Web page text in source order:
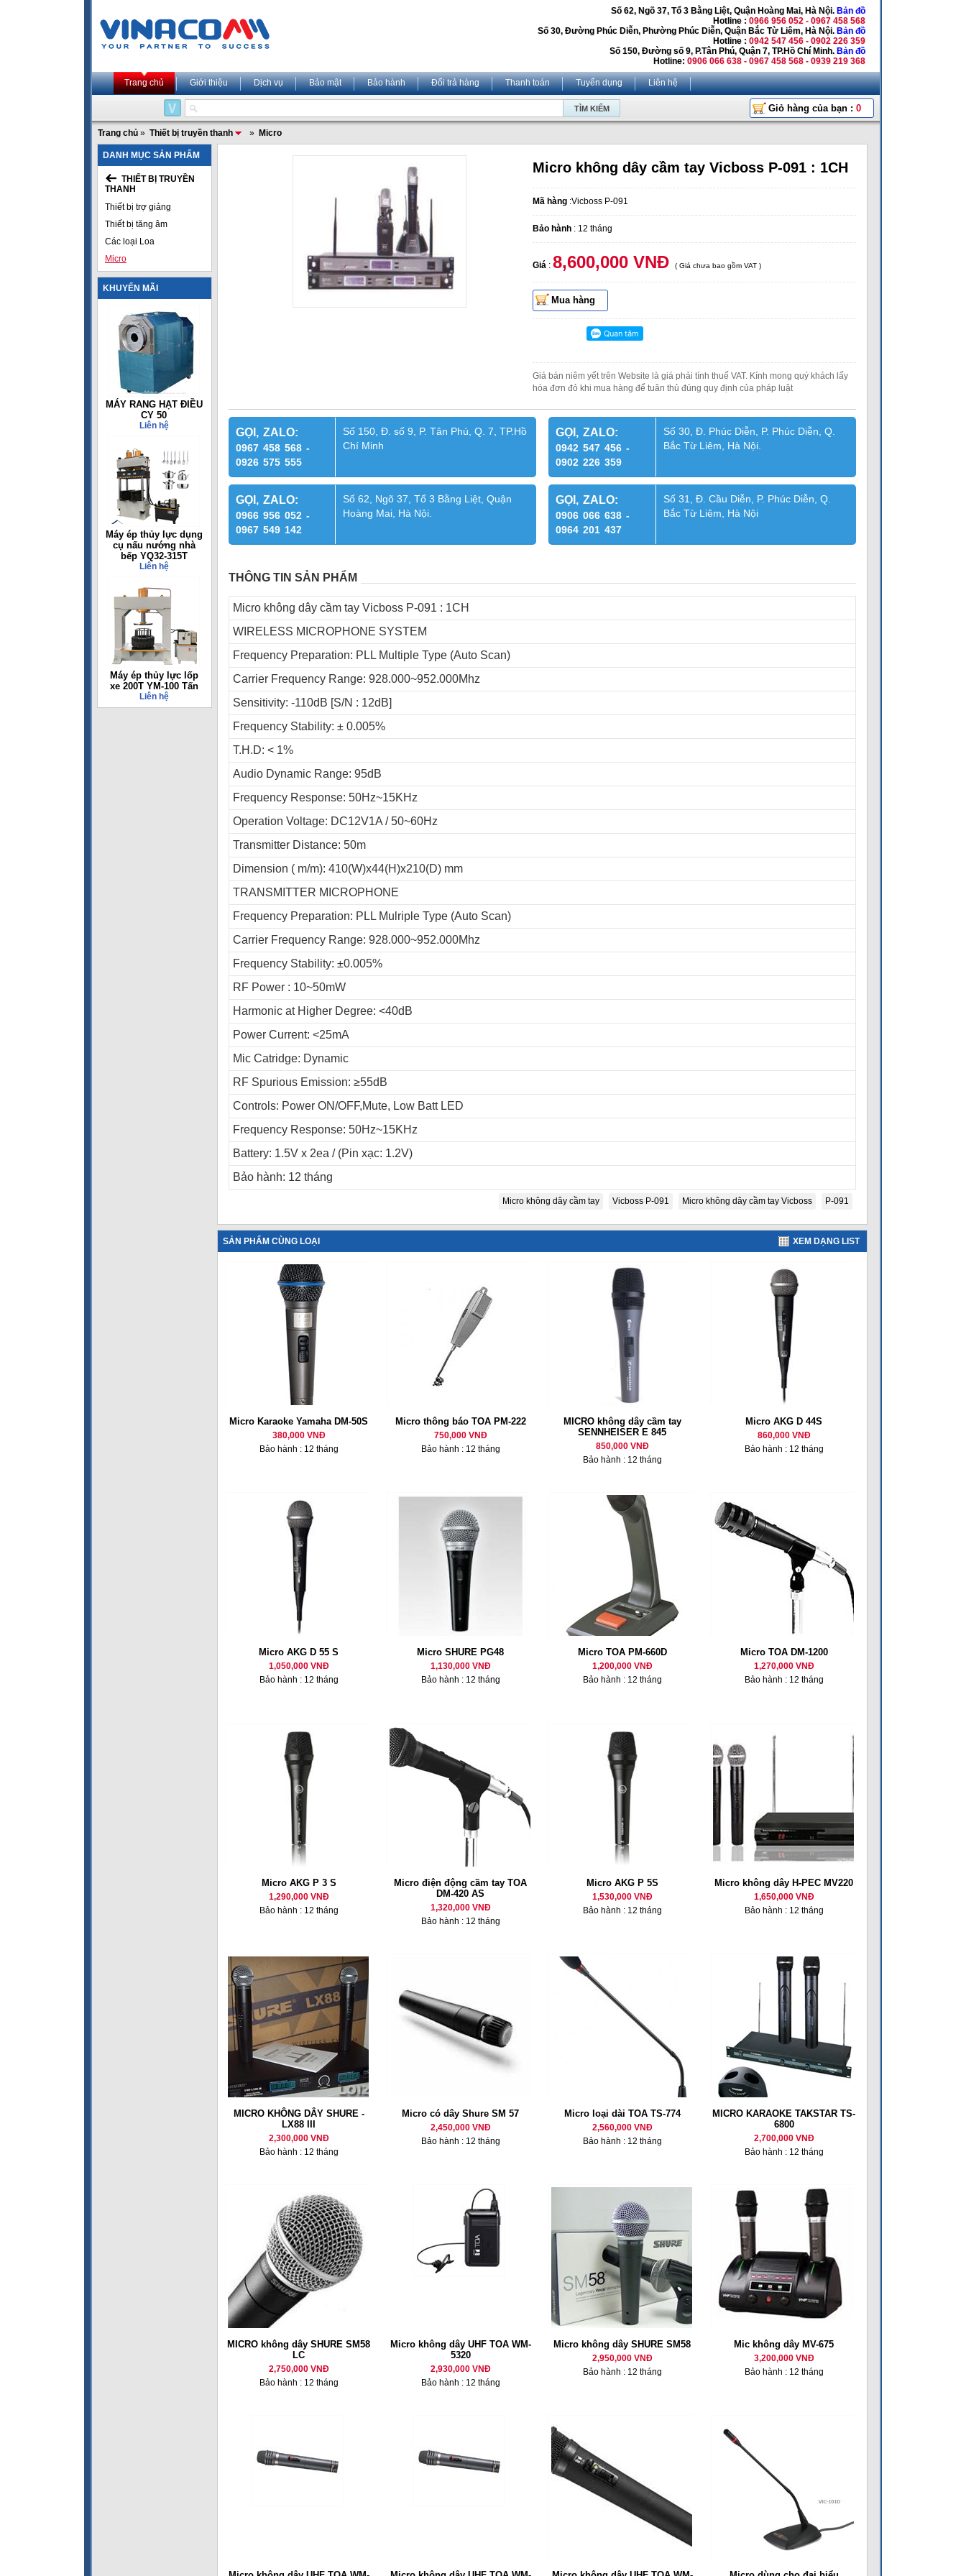
Số 62, Ngõ 37, Tổ 3 Bằng Liệt, Quận Hoàng Mai, Hà Nội. Bản đồ
Hotline : 0966 956 052 - 0967 458 568
Số 30, Đường Phúc Diễn, Phường Phúc Diễn, Quận Bắc Từ Liêm, Hà Nội. Bản đồ
Hotline : 0942 547 456 - 0902 226 359
Số 150, Đường số 9, P.Tân Phú, Quận 7, TP.Hồ Chí Minh. Bản đồ
Hotline: 0906 066 638 - 0967 458 568 - 0939 219 368
Trang chủ Giới thiệu Dịch vụ Bảo mật Bảo hành Đổi trả hàng Thanh toán Tuyển dụng Liên hệ
Giỏ hàng của bạn : 0
Trang chủ » Thiết bị truyền thanh » Micro
DANH MỤC SẢN PHẨM
THIẾT BỊ TRUYỀN
THANH
Thiết bị trợ giảng
Thiết bị tăng âm
Các loại Loa
Micro
KHUYẾN MÃI
MÁY RANG HẠT ĐIỀU
CY 50
Liên hệ
Máy ép thủy lực dụng
cụ nấu nướng nhà
bếp YQ32-315T
Liên hệ
Máy ép thủy lực lốp
xe 200T YM-100 Tấn
Liên hệ
Micro không dây cầm tay Vicboss P-091 : 1CH
Mã hàng :Vicboss P-091
Bảo hành : 12 tháng
Giá : 8,600,000 VNĐ ( Giá chưa bao gồm VAT )
Mua hàng
Giá bán niêm yết trên Website là giá phải tính thuế VAT. Kính mong quý khách lấy
hóa đơn đỏ khi mua hàng để tuân thủ đúng quy định của pháp luật
GỌI, ZALO:
0967 458 568 -
0926 575 555
Số 150, Đ. số 9, P. Tân Phú, Q. 7, TP.Hồ
Chí Minh
GỌI, ZALO:
0942 547 456 -
0902 226 359
Số 30, Đ. Phúc Diễn, P. Phúc Diễn, Q.
Bắc Từ Liêm, Hà Nội.
GỌI, ZALO:
0966 956 052 -
0967 549 142
Số 62, Ngõ 37, Tổ 3 Bằng Liệt, Quận
Hoàng Mai, Hà Nội.
GỌI, ZALO:
0906 066 638 -
0964 201 437
Số 31, Đ. Cầu Diễn, P. Phúc Diễn, Q.
Bắc Từ Liêm, Hà Nội
THÔNG TIN SẢN PHẨM
Micro không dây cầm tay Vicboss P-091 : 1CH
WIRELESS MICROPHONE SYSTEM
Frequency Preparation: PLL Multiple Type (Auto Scan)
Carrier Frequency Range: 928.000~952.000Mhz
Sensitivity: -110dB [S/N : 12dB]
Frequency Stability: ± 0.005%
T.H.D: < 1%
Audio Dynamic Range: 95dB
Frequency Response: 50Hz~15KHz
Operation Voltage: DC12V1A / 50~60Hz
Transmitter Distance: 50m
Dimension ( m/m): 410(W)x44(H)x210(D) mm
TRANSMITTER MICROPHONE
Frequency Preparation: PLL Mulriple Type (Auto Scan)
Carrier Frequency Range: 928.000~952.000Mhz
Frequency Stability: ±0.005%
RF Power : 10~50mW
Harmonic at Higher Degree: <40dB
Power Current: <25mA
Mic Catridge: Dynamic
RF Spurious Emission: ≥55dB
Controls: Power ON/OFF,Mute, Low Batt LED
Frequency Response: 50Hz~15KHz
Battery: 1.5V x 2ea / (Pin xạc: 1.2V)
Bảo hành: 12 tháng
Micro không dây cầm tay Vicboss P-091 Micro không dây cầm tay Vicboss P-091
SẢN PHẨM CÙNG LOẠI XEM DẠNG LIST
Micro Karaoke Yamaha DM-50S
380,000 VNĐ
Bảo hành : 12 tháng
Micro thông báo TOA PM-222
750,000 VNĐ
Bảo hành : 12 tháng
MICRO không dây cầm tay
SENNHEISER E 845
850,000 VNĐ
Bảo hành : 12 tháng
Micro AKG D 44S
860,000 VNĐ
Bảo hành : 12 tháng
Micro AKG D 55 S
1,050,000 VNĐ
Bảo hành : 12 tháng
Micro SHURE PG48
1,130,000 VNĐ
Bảo hành : 12 tháng
Micro TOA PM-660D
1,200,000 VNĐ
Bảo hành : 12 tháng
Micro TOA DM-1200
1,270,000 VNĐ
Bảo hành : 12 tháng
Micro AKG P 3 S
1,290,000 VNĐ
Bảo hành : 12 tháng
Micro điện động cầm tay TOA
DM-420 AS
1,320,000 VNĐ
Bảo hành : 12 tháng
Micro AKG P 5S
1,530,000 VNĐ
Bảo hành : 12 tháng
Micro không dây H-PEC MV220
1,650,000 VNĐ
Bảo hành : 12 tháng
MICRO KHÔNG DÂY SHURE -
LX88 III
2,300,000 VNĐ
Bảo hành : 12 tháng
Micro có dây Shure SM 57
2,450,000 VNĐ
Bảo hành : 12 tháng
Micro loại dài TOA TS-774
2,560,000 VNĐ
Bảo hành : 12 tháng
MICRO KARAOKE TAKSTAR TS-
6800
2,700,000 VNĐ
Bảo hành : 12 tháng
MICRO không dây SHURE SM58
LC
2,750,000 VNĐ
Bảo hành : 12 tháng
Micro không dây UHF TOA WM-
5320
2,930,000 VNĐ
Bảo hành : 12 tháng
Micro không dây SHURE SM58
2,950,000 VNĐ
Bảo hành : 12 tháng
Mic không dây MV-675
3,200,000 VNĐ
Bảo hành : 12 tháng